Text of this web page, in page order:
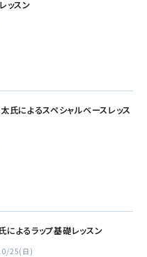
ッスン
氏によるスペシャルベースレッス
よるラップ基礎レッスン
25(日)